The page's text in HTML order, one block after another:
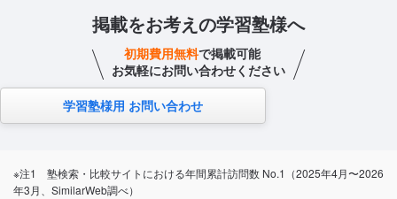
掲載をお考えの学習塾様へ
初期費用無料で掲載可能
お気軽にお問い合わせください
学習塾様用 お問い合わせ
※注1 塾検索・比較サイトにおける年間累計訪問数 No.1（2025年4月〜2026
年3月、SimilarWeb調べ）